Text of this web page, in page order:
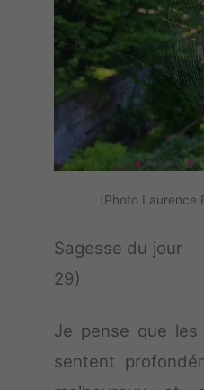
(Photo Laurence
Sagesse du
29)
Je pense que
sentent